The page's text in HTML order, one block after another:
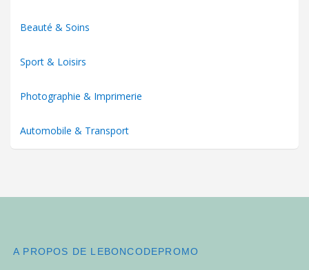
Beauté & Soins
Sport & Loisirs
Photographie & Imprimerie
Automobile & Transport
A PROPOS DE LEBONCODEPROMO